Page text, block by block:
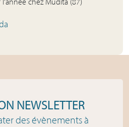
NEWSLETTER
des évènements à